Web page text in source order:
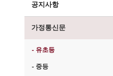
공지사항
가정통신문
- 유초등
- 중등